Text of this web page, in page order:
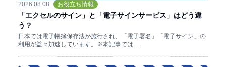
2026.08.08 お役立ち情報
「エクセルのサイン」と「電子サインサービス」はどう違
う？
日本では電子帳簿保存法が施行され、「電子署名」「電子サイン」の
利用が益々加速しています。※本記事では…